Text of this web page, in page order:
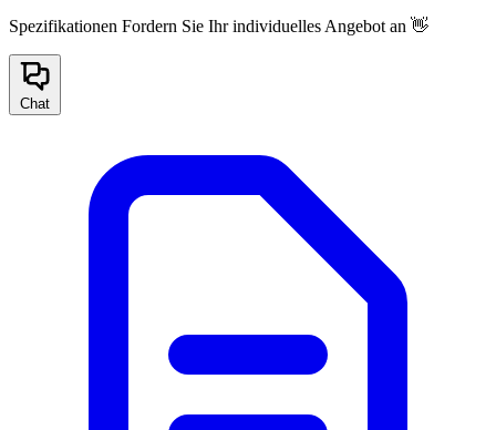
Spezifikationen Fordern Sie Ihr individuelles Angebot an 👋
Chat